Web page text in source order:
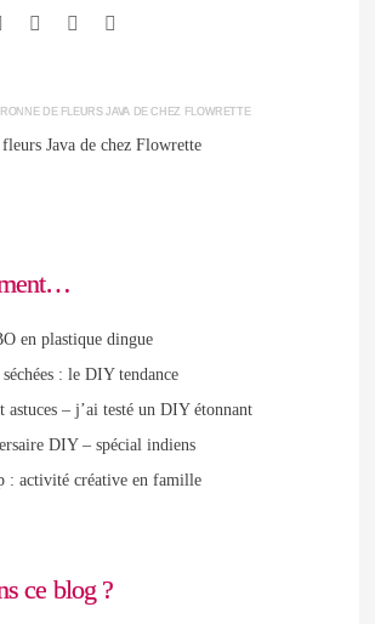
DE FLEURS JAVA DE CHEZ FLOWRETTE
en plastique dingue
: le DIY tendance
astuces – j’ai testé un DIY étonnant
DIY – spécial indiens
: activité créative en famille
ce blog ?